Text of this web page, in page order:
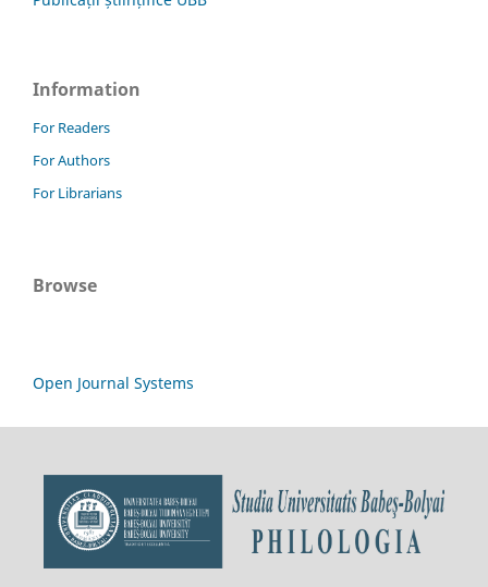
Information
For Readers
For Authors
For Librarians
Browse
Open Journal Systems